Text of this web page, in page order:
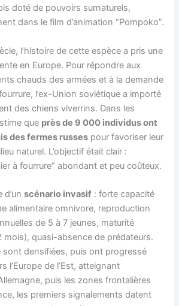
doté de pouvoirs surnaturels,
dans le film d’animation “Pompoko”.
l’histoire de cette espèce a pris une
en Europe. Pour répondre aux
chauds des armées et à la demande
l’ex-Union soviétique a importé
des chiens viverrins. Dans les
que près de 9 000 individus ont
des fermes russes pour favoriser leur
naturel. L’objectif était clair :
à fourrure” abondant et peu coûteux.
d’unscénario invasif : forte capacité
alimentaire omnivore, reproduction
de 5 à 7 jeunes, maturité
mois), quasi-absence de prédateurs.
sont densifiées, puis ont progressé
l’Europe de l’Est, atteignant
puis les zones frontalières
les premiers signalements datent